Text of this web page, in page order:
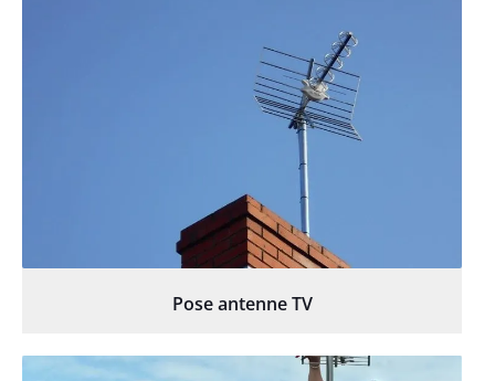
Pose antenne TV